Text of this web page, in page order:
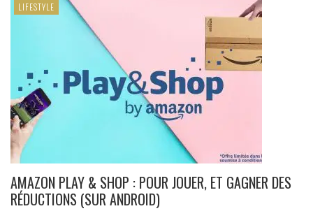
LIFESTYLE
AMAZON PLAY & SHOP : POUR JOUER, ET GAGNER DES
RÉDUCTIONS (SUR ANDROID)